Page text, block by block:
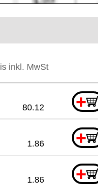
inkl. MwSt
+
80.12
+
1.86
+
1.86